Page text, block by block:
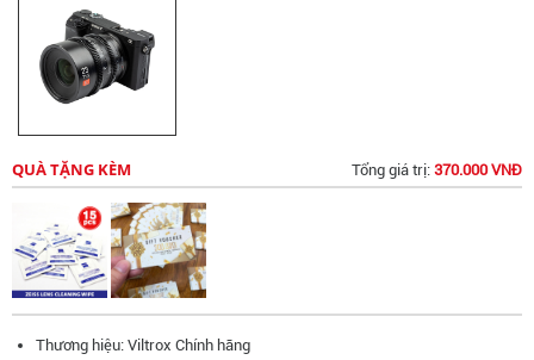
QUÀ TẶNG KÈM Tổng giá trị: 370.000 VNĐ
Thương hiệu: Viltrox Chính hãng